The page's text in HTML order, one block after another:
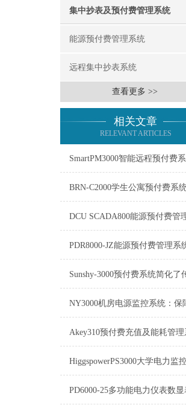
集中抄表及预付费管理系统
能源预付费管理系统
远程集中抄表系统
查看更多 >>
相关文章
RELEVANT ARTICLES